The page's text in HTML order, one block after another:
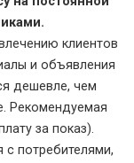
клиентов
и объявления
дешевле, чем
Рекомендуемая
за показ).
потребителями,